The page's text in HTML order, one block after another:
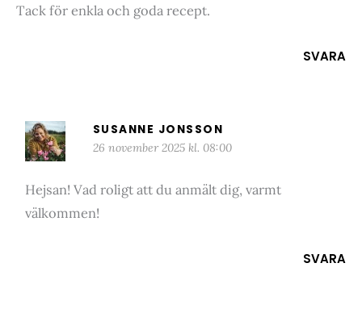
Tack för enkla och goda recept.
SVARA
SUSANNE JONSSON
26 november 2025 kl. 08:00
Hejsan! Vad roligt att du anmält dig, varmt
välkommen!
SVARA